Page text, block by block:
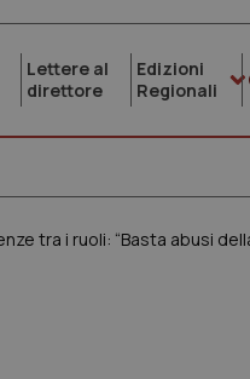
Lettere al
direttore
Edizioni
Regionali
tra i ruoli: “Basta abusi